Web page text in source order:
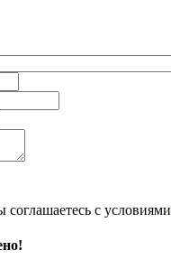
с условиями